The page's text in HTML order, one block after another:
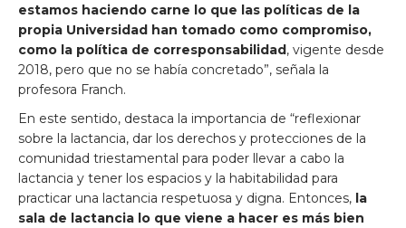
estamos haciendo carne lo que las políticas de la
propia Universidad han tomado como compromiso,
como la política de corresponsabilidad, vigente desde
2018, pero que no se había concretado”, señala la
profesora Franch.
En este sentido, destaca la importancia de “reflexionar
sobre la lactancia, dar los derechos y protecciones de la
comunidad triestamental para poder llevar a cabo la
lactancia y tener los espacios y la habitabilidad para
practicar una lactancia respetuosa y digna. Entonces, la
sala de lactancia lo que viene a hacer es más bien